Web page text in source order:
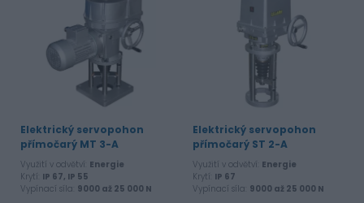
Elektrický servopohon
přímočarý MT 3-A
Využití v odvětví: Energie
Krytí: IP 67, IP 55
Vypínací síla: 9000 až 25 000 N
Elektrický servopohon
přímočarý ST 2-A
Využití v odvětví: Energie
Krytí: IP 67
Vypínací síla: 9000 až 25 000 N